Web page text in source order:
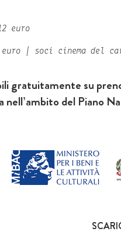
euro
| soci cinema del
gratuitamente su
nell’ambito del Piano